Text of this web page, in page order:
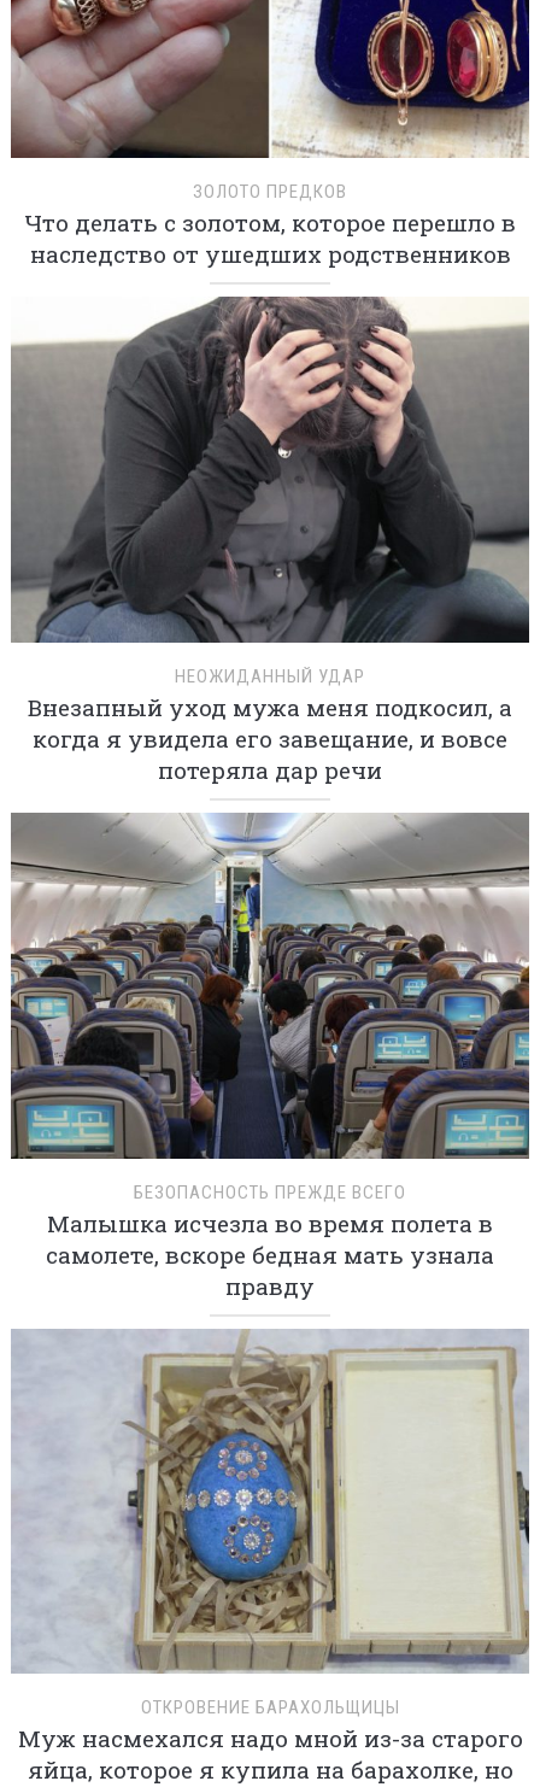
ЗОЛОТО ПРЕДКОВ
Что делать с золотом, которое перешло в
наследство от ушедших родственников
НЕОЖИДАННЫЙ УДАР
Внезапный уход мужа меня подкосил, а
когда я увидела его завещание, и вовсе
потеряла дар речи
БЕЗОПАСНОСТЬ ПРЕЖДЕ ВСЕГО
Малышка исчезла во время полета в
самолете, вскоре бедная мать узнала
правду
ОТКРОВЕНИЕ БАРАХОЛЬЩИЦЫ
Муж насмехался надо мной из-за старого
яйца, которое я купила на барахолке, но